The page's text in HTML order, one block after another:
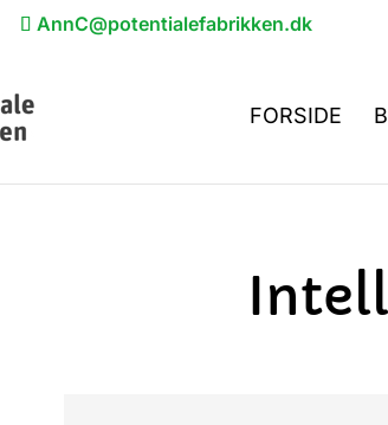
AnnC@potentialefabrikken.dk
FORSIDE